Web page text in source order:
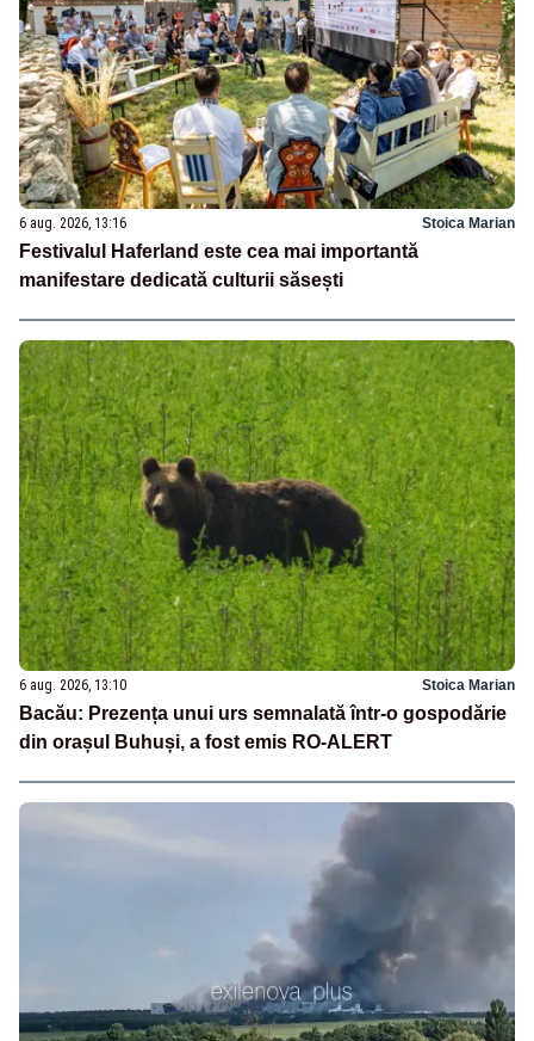
6 aug. 2026, 13:16 Stoica Marian
Festivalul Haferland este cea mai importantă
manifestare dedicată culturii săsești
6 aug. 2026, 13:10 Stoica Marian
Bacău: Prezența unui urs semnalată într-o gospodărie
din orașul Buhuși, a fost emis RO-ALERT